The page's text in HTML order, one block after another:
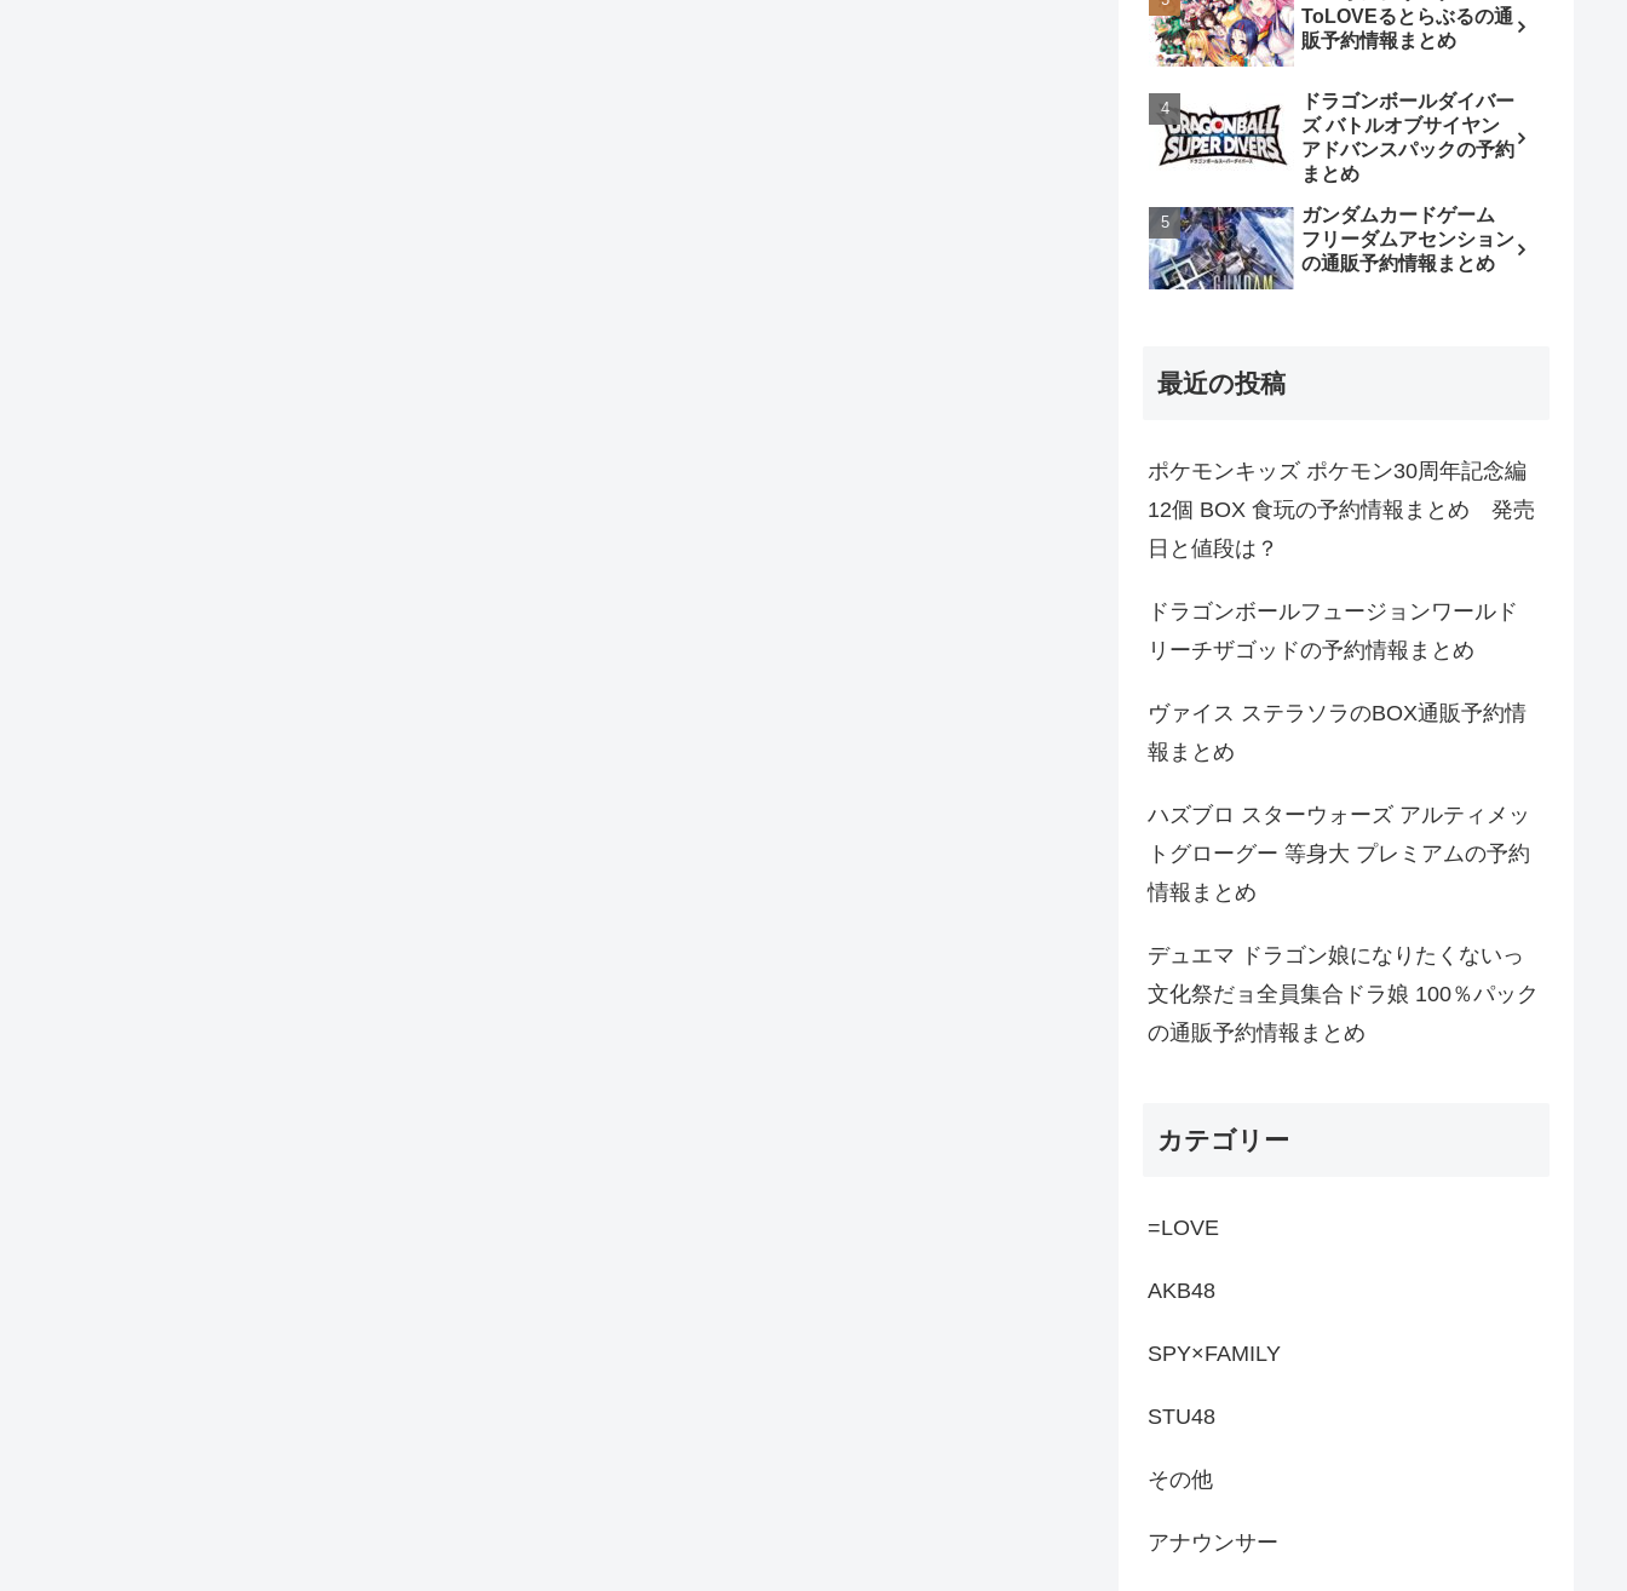
ToLOVEるとらぶるの通
販予約情報まとめ
ドラゴンボールダイバー
ズ バトルオブサイヤン
アドバンスパックの予約
まとめ
ガンダムカードゲーム
フリーダムアセンション
の通販予約情報まとめ
最近の投稿
ポケモンキッズ ポケモン30周年記念編
12個 BOX 食玩の予約情報まとめ 発売
日と値段は？
ドラゴンボールフュージョンワールド
リーチザゴッドの予約情報まとめ
ヴァイス ステラソラのBOX通販予約情
報まとめ
ハズブロ スターウォーズ アルティメッ
トグローグー 等身大 プレミアムの予約
情報まとめ
デュエマ ドラゴン娘になりたくないっ
文化祭だョ全員集合ドラ娘 100％パック
の通販予約情報まとめ
カテゴリー
=LOVE
AKB48
SPY×FAMILY
STU48
その他
アナウンサー